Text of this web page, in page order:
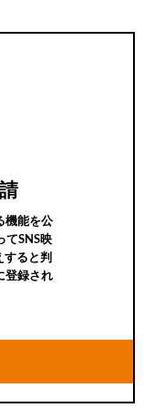
機能を公
てSNS映
すると判
登録され